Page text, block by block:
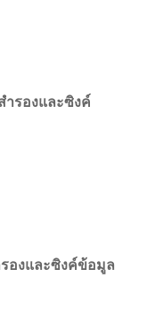
ำรองและซิงค์
รองและซิงค์ข้อมูล